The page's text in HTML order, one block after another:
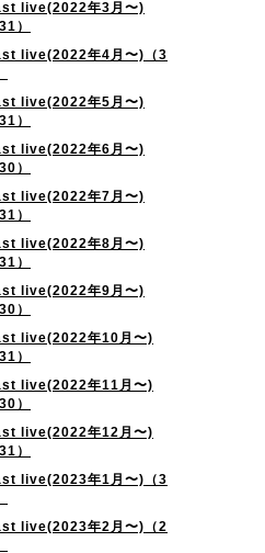
live(2022年3月〜)
）
live(2022年4月〜)（3
live(2022年5月〜)
）
live(2022年6月〜)
）
live(2022年7月〜)
）
live(2022年8月〜)
）
live(2022年9月〜)
）
live(2022年10月〜)
）
live(2022年11月〜)
）
live(2022年12月〜)
）
live(2023年1月〜)（3
live(2023年2月〜)（2